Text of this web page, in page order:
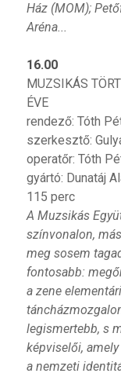
Ház (MOM);
Aréna...
16.00
MUZSIKÁS
ÉVE
rendező: Tóth
szerkesztő:
operatőr: Tóth
gyártó: Dunatáj
115 perc
A Muzsikás
színvonalon,
meg sosem
fontosabb:
a zene
legismertebb, s
képviselői,
a nemzeti